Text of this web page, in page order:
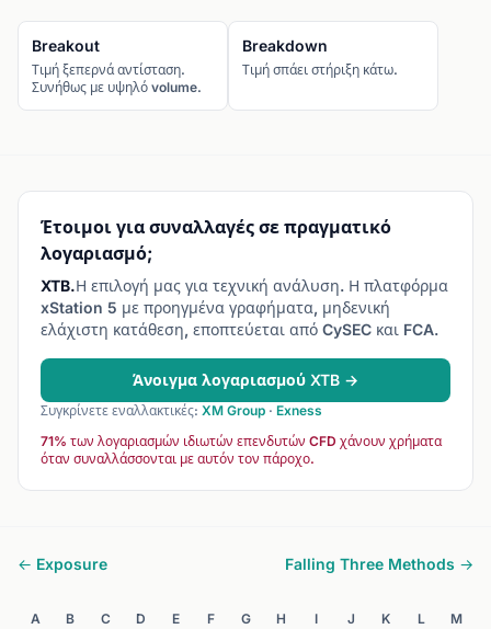
Breakout
Τιμή ξεπερνά αντίσταση.
Συνήθως με υψηλό volume.
Breakdown
Τιμή σπάει στήριξη κάτω.
Έτοιμοι για συναλλαγές σε πραγματικό
λογαριασμό;
XTB.Η επιλογή μας για τεχνική ανάλυση. Η πλατφόρμα
xStation 5 με προηγμένα γραφήματα, μηδενική
ελάχιστη κατάθεση, εποπτεύεται από CySEC και FCA.
Άνοιγμα λογαριασμού XTB →
Συγκρίνετε εναλλακτικές: XM Group · Exness
71% των λογαριασμών ιδιωτών επενδυτών CFD χάνουν χρήματα
όταν συναλλάσσονται με αυτόν τον πάροχο.
← Exposure Falling Three Methods →
A B C D E F G H I J K L M